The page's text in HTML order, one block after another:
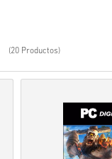
(20 Productos)